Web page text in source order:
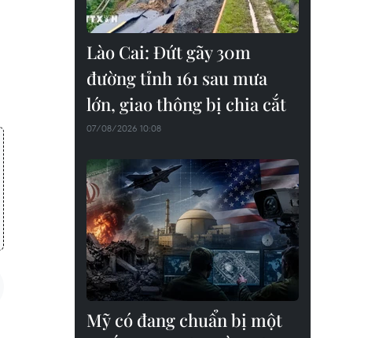
Lào Cai: Đứt gãy 30m
đường tỉnh 161 sau mưa
lớn, giao thông bị chia cắt
07/08/2026 10:08
Mỹ có đang chuẩn bị một